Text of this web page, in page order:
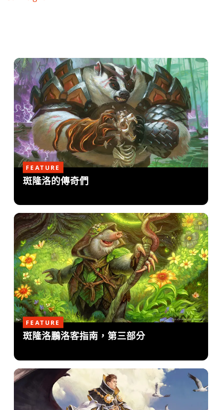
FEATURE
斑隆洛的傳奇們
FEATURE
斑隆洛鵬洛客指南，第三部分